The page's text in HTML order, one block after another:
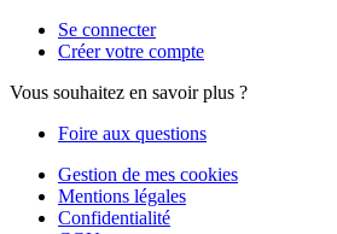
Se connecter
Créer votre compte
Vous souhaitez en savoir plus ?
Foire aux questions
Gestion de mes cookies
Mentions légales
Confidentialité